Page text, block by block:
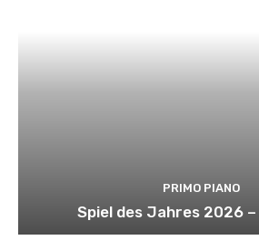
PRIMO PIANO
Spiel des Jahres 2026